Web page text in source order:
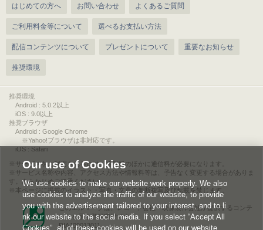
はじめての方へ お問い合わせ よくあるご質問
ご利用料金等について 選べるお支払い方法
配信コンテンツについて プレゼントについて 重要なお知らせ
推奨環境
推奨環境
Android : 5.0.2以上
iOS : 9.0以上
推奨ブラウザ
Android : Google Chrome
※Yahoo!ブラウザは非対応です。
iOS : Safari
サービスをご利用されるには、情報料のほかに通信料が必要になります。
サービス名称や内容、アクセス方法や情報料等は、予告なく変更する場合がありま
す。あらかじめご了承ください。
本ページに掲載のイラスト・写真・文章の無断複写及び転載を禁じます。
このエルマークは、レコード会社・映像製作会社が提供するコンテ
ンツを示す登録商標です。
RIAJ00013011
Our use of Cookies
We use cookies to make our website work properly. We also
use cookies to analyze the traffic of our website, to provide
you with the advertisement tailored to your interest, and to li
nk our website to the social media. If you select “Accept All
Cookies”, all of these cookies will be used on our website.